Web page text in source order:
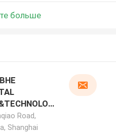
больше
Road,
Shanghai